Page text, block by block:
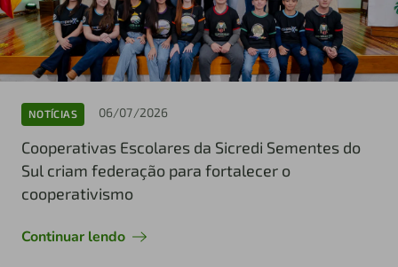
NOTÍCIAS 06/07/2026
Cooperativas Escolares da Sicredi Sementes do
Sul criam federação para fortalecer o
cooperativismo
Continuar lendo